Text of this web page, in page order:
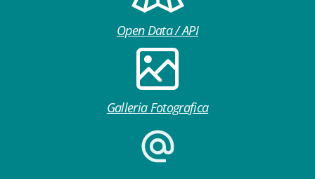
Open Data / API
Galleria Fotografica